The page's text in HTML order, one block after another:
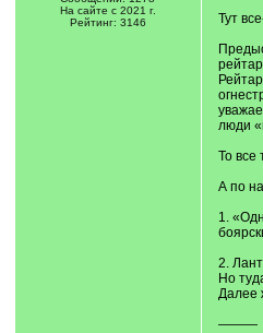
На сайте с 2021 г.
Рейтинг: 3146
Тут
люди
То все
А по
1.
2.
Но
Далее
———